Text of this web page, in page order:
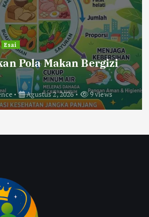
Esai
Pola Makan Bergizi
Agustus 2, 2026 9 views